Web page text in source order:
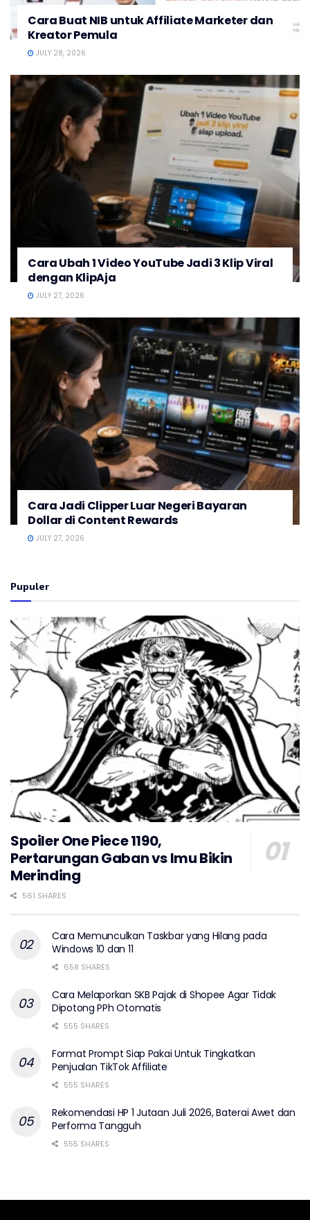
Cara Buat NIB untuk Affiliate Marketer dan
Kreator Pemula
JULY 28, 2026
Cara Ubah 1 Video YouTube Jadi 3 Klip Viral
dengan KlipAja
JULY 27, 2026
Cara Jadi Clipper Luar Negeri Bayaran
Dollar di Content Rewards
JULY 27, 2026
Pupuler
Spoiler One Piece 1190,
Pertarungan Gaban vs Imu Bikin
Merinding
561 SHARES
Cara Memunculkan Taskbar yang Hilang pada
Windows 10 dan 11
658 SHARES
Cara Melaporkan SKB Pajak di Shopee Agar Tidak
Dipotong PPh Otomatis
555 SHARES
Format Prompt Siap Pakai Untuk Tingkatkan
Penjualan TikTok Affiliate
555 SHARES
Rekomendasi HP 1 Jutaan Juli 2026, Baterai Awet dan
Performa Tangguh
555 SHARES